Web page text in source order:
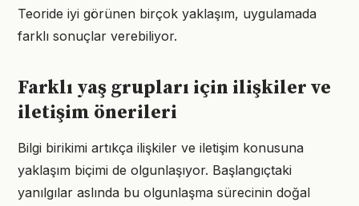
Teoride iyi görünen birçok yaklaşım, uygulamada
farklı sonuçlar verebiliyor.
Farklı yaş grupları için ilişkiler ve
iletişim önerileri
Bilgi birikimi artıkça ilişkiler ve iletişim konusuna
yaklaşım biçimi de olgunlaşıyor. Başlangıçtaki
yanılgılar aslında bu olgunlaşma sürecinin doğal